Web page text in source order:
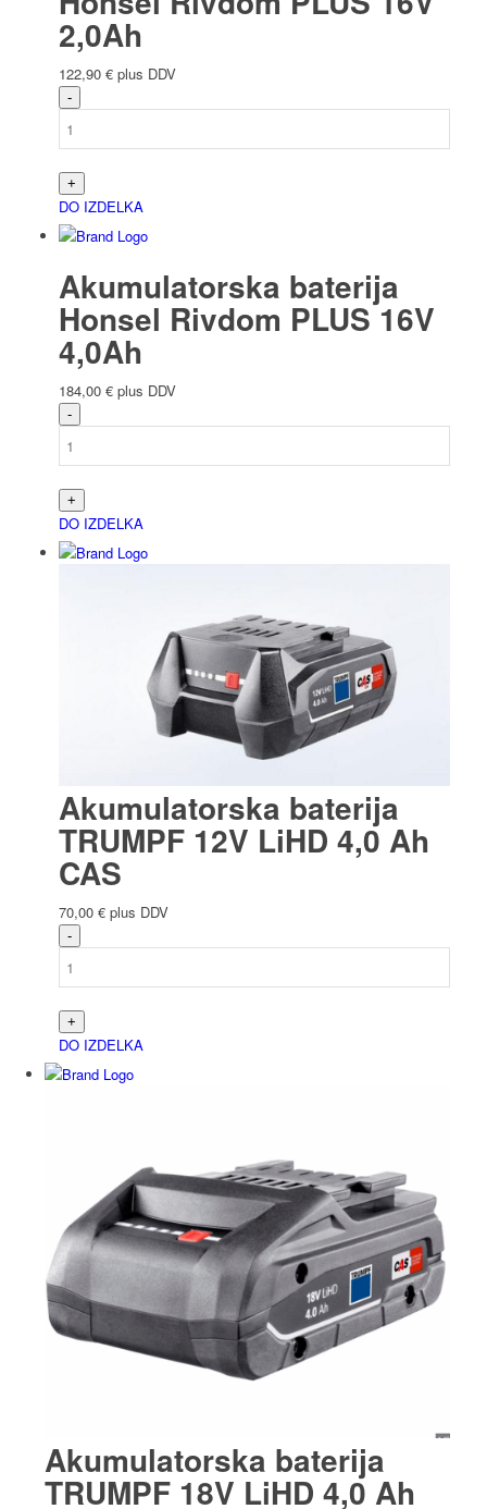
2,0Ah
122,90 € plus DDV
DO IZDELKA
Akumulatorska baterija
Honsel Rivdom PLUS 16V
4,0Ah
184,00 € plus DDV
DO IZDELKA
Akumulatorska baterija
TRUMPF 12V LiHD 4,0 Ah
CAS
70,00 € plus DDV
DO IZDELKA
Akumulatorska baterija
TRUMPF 18V LiHD 4,0 Ah